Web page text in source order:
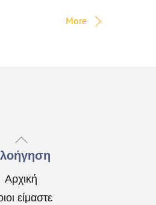
More
Back
To
Top
Αρχική
είμαστε